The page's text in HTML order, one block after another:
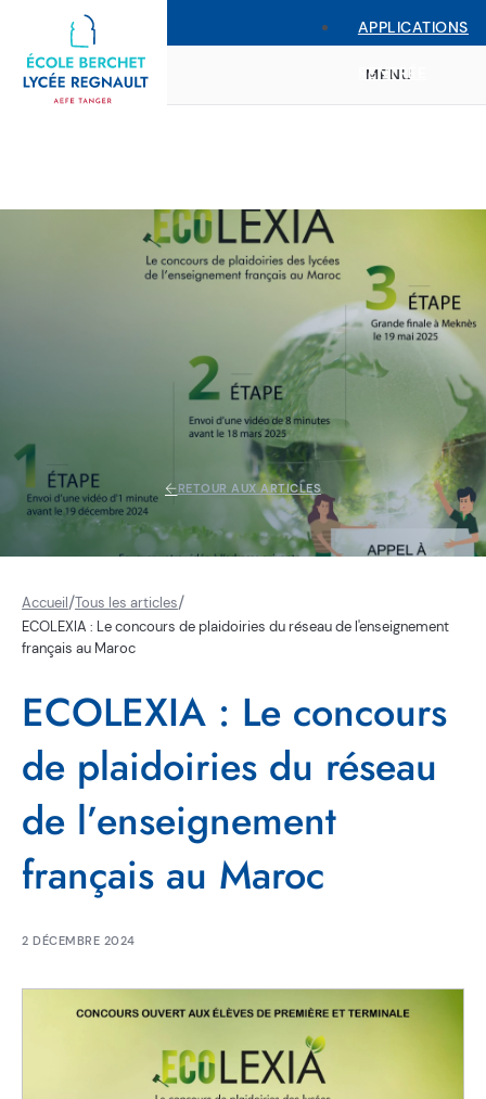
APPLICATIONS
RENTRÉE
MENU
RETOUR AUX ARTICLES
Accueil/Tous les articles/
ECOLEXIA : Le concours de plaidoiries du réseau de l'enseignement
français au Maroc
ECOLEXIA : Le concours
de plaidoiries du réseau
de l’enseignement
français au Maroc
2 DÉCEMBRE 2024